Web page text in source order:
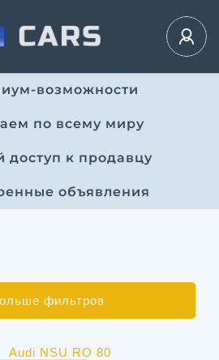
возможности
по всему миру
доступ к продавцу
объявления
фильтров
Audi NSU RO 80